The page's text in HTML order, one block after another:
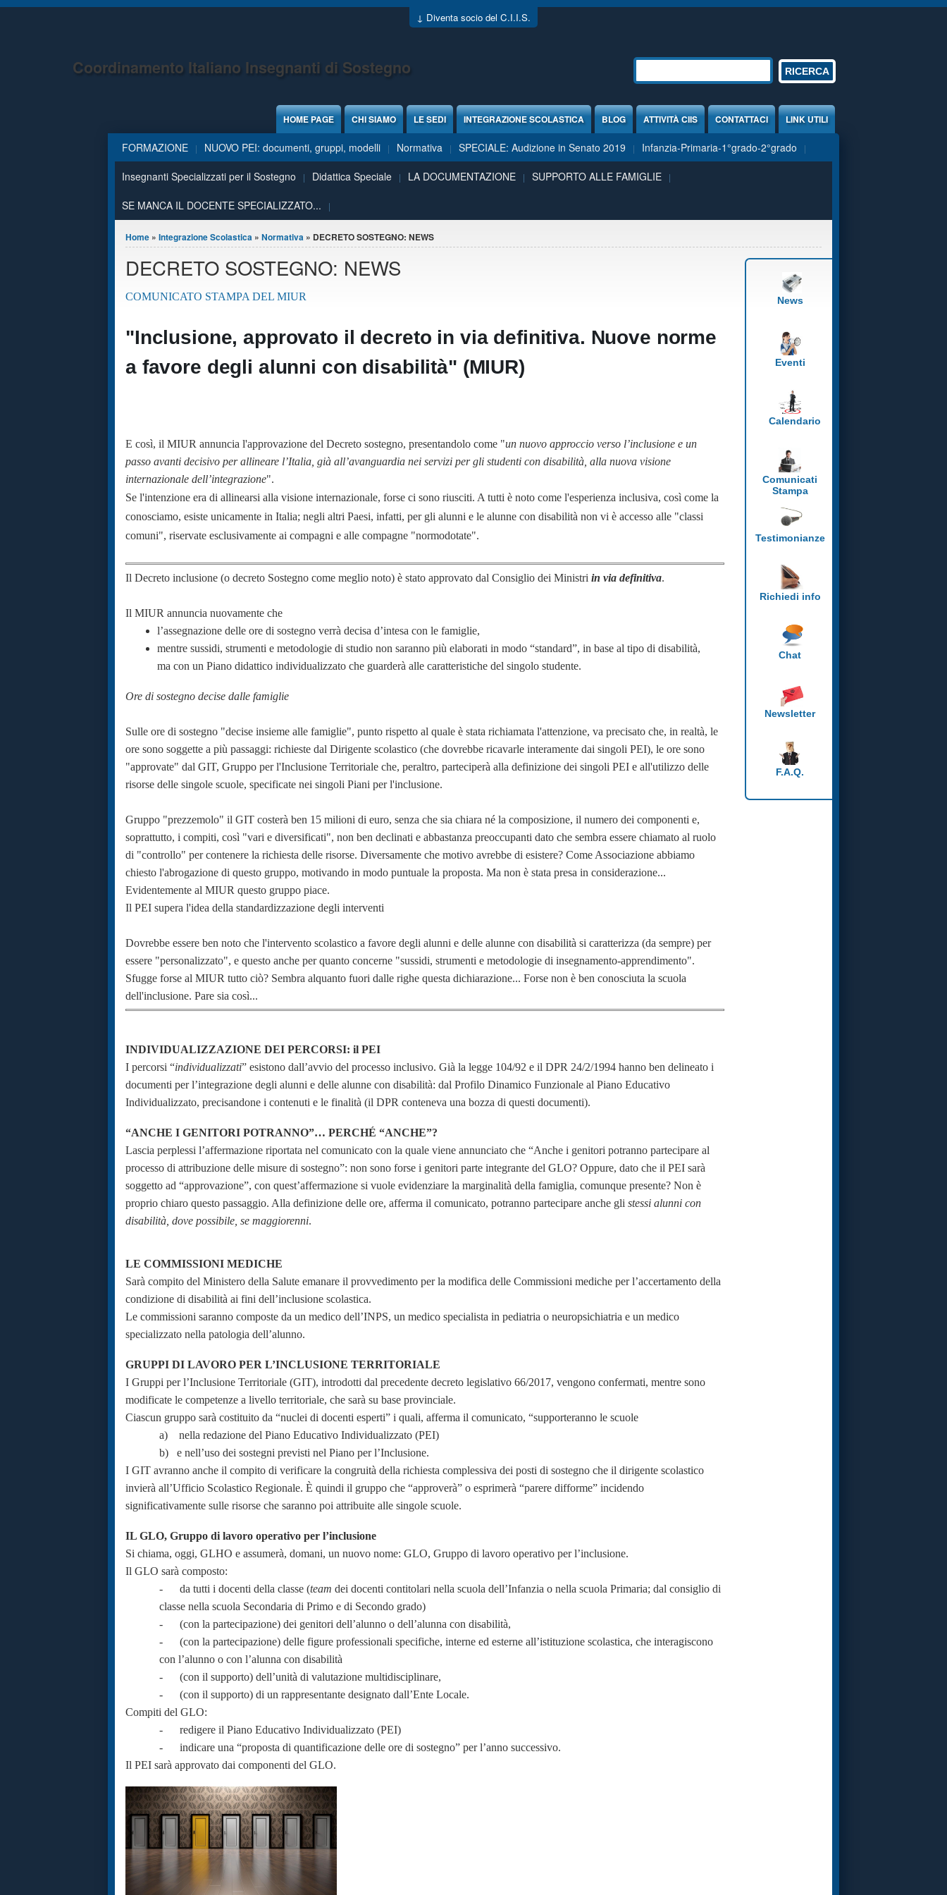
Jump to Content
↓ Diventa socio del C.I.I.S.
Coordinamento Italiano Insegnanti di Sostegno Form di ricerca
HOME PAGE CHI SIAMO LE SEDI INTEGRAZIONE SCOLASTICA BLOG ATTIVITÀ CIIS CONTATTACI LINK UTILI
FORMAZIONE NUOVO PEI: documenti, gruppi, modelli Normativa SPECIALE: Audizione in Senato 2019 Infanzia-Primaria-1°grado-2°grado
Insegnanti Specializzati per il Sostegno Didattica Speciale LA DOCUMENTAZIONE SUPPORTO ALLE FAMIGLIE
SE MANCA IL DOCENTE SPECIALIZZATO...
Tu sei qui
Home » Integrazione Scolastica » Normativa » DECRETO SOSTEGNO: NEWS
DECRETO SOSTEGNO: NEWS
COMUNICATO STAMPA DEL MIUR
"Inclusione, approvato il decreto in via definitiva. Nuove norme
a favore degli alunni con disabilità" (MIUR)
E così, il MIUR annuncia l'approvazione del Decreto sostegno, presentandolo come "un nuovo approccio verso l’inclusione e un
passo avanti decisivo per allineare l’Italia, già all’avanguardia nei servizi per gli studenti con disabilità, alla nuova visione
internazionale dell’integrazione".
Se l'intenzione era di allinearsi alla visione internazionale, forse ci sono riusciti. A tutti è noto come l'esperienza inclusiva, così come la
conosciamo, esiste unicamente in Italia; negli altri Paesi, infatti, per gli alunni e le alunne con disabilità non vi è accesso alle "classi
comuni", riservate esclusivamente ai compagni e alle compagne "normodotate".
Il Decreto inclusione (o decreto Sostegno come meglio noto) è stato approvato dal Consiglio dei Ministri in via definitiva.
Il MIUR annuncia nuovamente che
l’assegnazione delle ore di sostegno verrà decisa d’intesa con le famiglie,
mentre sussidi, strumenti e metodologie di studio non saranno più elaborati in modo “standard”, in base al tipo di disabilità,
ma con un Piano didattico individualizzato che guarderà alle caratteristiche del singolo studente.
Ore di sostegno decise dalle famiglie
Sulle ore di sostegno "decise insieme alle famiglie", punto rispetto al quale è stata richiamata l'attenzione, va precisato che, in realtà, le
ore sono soggette a più passaggi: richieste dal Dirigente scolastico (che dovrebbe ricavarle interamente dai singoli PEI), le ore sono
"approvate" dal GIT, Gruppo per l'Inclusione Territoriale che, peraltro, parteciperà alla definizione dei singoli PEI e all'utilizzo delle
risorse delle singole scuole, specificate nei singoli Piani per l'inclusione.
Gruppo "prezzemolo" il GIT costerà ben 15 milioni di euro, senza che sia chiara né la composizione, il numero dei componenti e,
soprattutto, i compiti, così "vari e diversificati", non ben declinati e abbastanza preoccupanti dato che sembra essere chiamato al ruolo
di "controllo" per contenere la richiesta delle risorse. Diversamente che motivo avrebbe di esistere? Come Associazione abbiamo
chiesto l'abrogazione di questo gruppo, motivando in modo puntuale la proposta. Ma non è stata presa in considerazione...
Evidentemente al MIUR questo gruppo piace.
Il PEI supera l'idea della standardizzazione degli interventi
Dovrebbe essere ben noto che l'intervento scolastico a favore degli alunni e delle alunne con disabilità si caratterizza (da sempre) per
essere "personalizzato", e questo anche per quanto concerne "sussidi, strumenti e metodologie di insegnamento-apprendimento".
Sfugge forse al MIUR tutto ciò? Sembra alquanto fuori dalle righe questa dichiarazione... Forse non è ben conosciuta la scuola
dell'inclusione. Pare sia così...
INDIVIDUALIZZAZIONE DEI PERCORSI: il PEI
I percorsi “individualizzati” esistono dall’avvio del processo inclusivo. Già la legge 104/92 e il DPR 24/2/1994 hanno ben delineato i
documenti per l’integrazione degli alunni e delle alunne con disabilità: dal Profilo Dinamico Funzionale al Piano Educativo
Individualizzato, precisandone i contenuti e le finalità (il DPR conteneva una bozza di questi documenti).
“ANCHE I GENITORI POTRANNO”… PERCHÉ “ANCHE”?
Lascia perplessi l’affermazione riportata nel comunicato con la quale viene annunciato che “Anche i genitori potranno partecipare al
processo di attribuzione delle misure di sostegno”: non sono forse i genitori parte integrante del GLO? Oppure, dato che il PEI sarà
soggetto ad “approvazione”, con quest’affermazione si vuole evidenziare la marginalità della famiglia, comunque presente? Non è
proprio chiaro questo passaggio. Alla definizione delle ore, afferma il comunicato, potranno partecipare anche gli stessi alunni con
disabilità, dove possibile, se maggiorenni.
LE COMMISSIONI MEDICHE
Sarà compito del Ministero della Salute emanare il provvedimento per la modifica delle Commissioni mediche per l’accertamento della
condizione di disabilità ai fini dell’inclusione scolastica.
Le commissioni saranno composte da un medico dell’INPS, un medico specialista in pediatria o neuropsichiatria e un medico
specializzato nella patologia dell’alunno.
GRUPPI DI LAVORO PER L’INCLUSIONE TERRITORIALE
I Gruppi per l’Inclusione Territoriale (GIT), introdotti dal precedente decreto legislativo 66/2017, vengono confermati, mentre sono
modificate le competenze a livello territoriale, che sarà su base provinciale.
Ciascun gruppo sarà costituito da “nuclei di docenti esperti” i quali, afferma il comunicato, “supporteranno le scuole
a) nella redazione del Piano Educativo Individualizzato (PEI)
b) e nell’uso dei sostegni previsti nel Piano per l’Inclusione.
I GIT avranno anche il compito di verificare la congruità della richiesta complessiva dei posti di sostegno che il dirigente scolastico
invierà all’Ufficio Scolastico Regionale. È quindi il gruppo che “approverà” o esprimerà “parere difforme” incidendo
significativamente sulle risorse che saranno poi attribuite alle singole scuole.
IL GLO, Gruppo di lavoro operativo per l’inclusione
Si chiama, oggi, GLHO e assumerà, domani, un nuovo nome: GLO, Gruppo di lavoro operativo per l’inclusione.
Il GLO sarà composto:
- da tutti i docenti della classe (team dei docenti contitolari nella scuola dell’Infanzia o nella scuola Primaria; dal consiglio di
classe nella scuola Secondaria di Primo e di Secondo grado)
- (con la partecipazione) dei genitori dell’alunno o dell’alunna con disabilità,
- (con la partecipazione) delle figure professionali specifiche, interne ed esterne all’istituzione scolastica, che interagiscono
con l’alunno o con l’alunna con disabilità
- (con il supporto) dell’unità di valutazione multidisciplinare,
- (con il supporto) di un rappresentante designato dall’Ente Locale.
Compiti del GLO:
- redigere il Piano Educativo Individualizzato (PEI)
- indicare una “proposta di quantificazione delle ore di sostegno” per l’anno successivo.
Il PEI sarà approvato dai componenti del GLO.
News
Eventi
Calendario
Comunicati
Stampa
Testimonianze
Richiedi info
Chat
Newsletter
F.A.Q.